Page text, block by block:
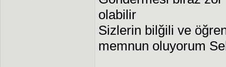
olabilir
Sizlerin bilğili ve
memnun oluyorum